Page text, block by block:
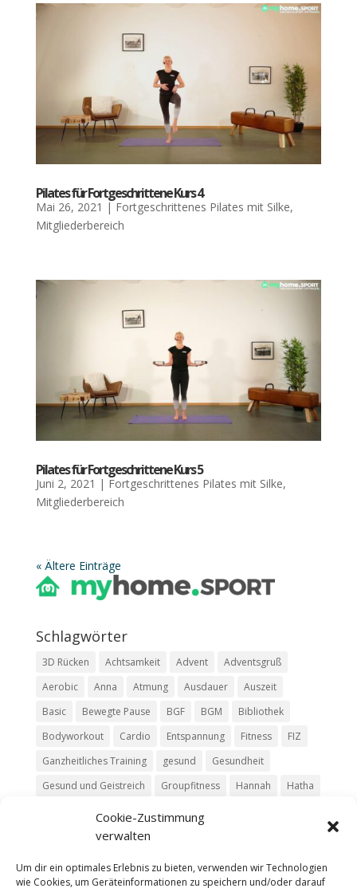
Cookie-Zustimmung
verwalten
Um dir ein optimales Erlebnis zu bieten, verwenden wir Technologien
wie Cookies, um Geräteinformationen zu speichern und/oder darauf
Pila­tes für Fort­ge­schrit­te­ne Kurs 4
Mai 26, 2021 | Fortgeschrittenes Pilates mit Silke,
Mitgliederbereich
Pila­tes für Fort­ge­schrit­te­ne Kurs 5
Juni 2, 2021 | Fortgeschrittenes Pilates mit Silke,
Mitgliederbereich
« Ältere Einträge
Schlag­wör­ter
3D Rücken Achtsamkeit Advent
Adventsgruß
Aerobic
Anna Atmung Ausdauer
Auszeit
Basic
Bewegte Pause BGF BGM
Bibliothek
Bodyworkout
Cardio Entspannung Fitness
FIZ
Ganzheitliches Training
gesund
Gesundheit
Gesund und Geistreich
Groupfitness Hannah
Hatha
Move Pause
Vinyasa
Yoga